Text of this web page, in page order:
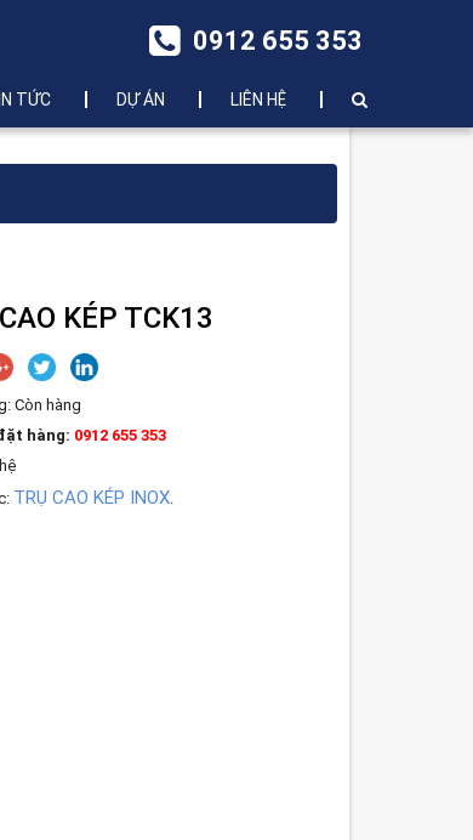
TỨC DỰ ÁN LIÊN HỆ
0912 655 353
KÉP TCK13
Còn hàng
hàng: 0912 655 353
TRỤ CAO KÉP INOX.